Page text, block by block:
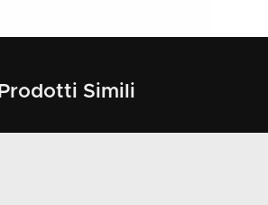
Prodotti Simili